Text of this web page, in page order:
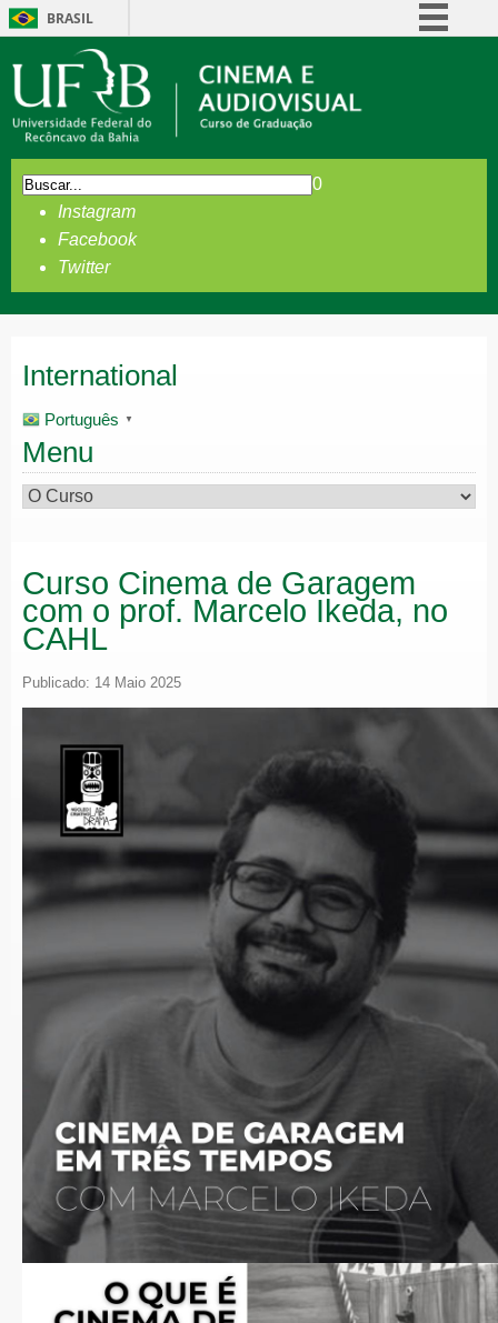
BRASIL
Comunica BR
Acesso à informação
Legislação
0
Instagram
Facebook
Twitter
International
Português ▼
Menu
Curso Cinema de Garagem
com o prof. Marcelo Ikeda, no
CAHL
Publicado: 14 Maio 2025